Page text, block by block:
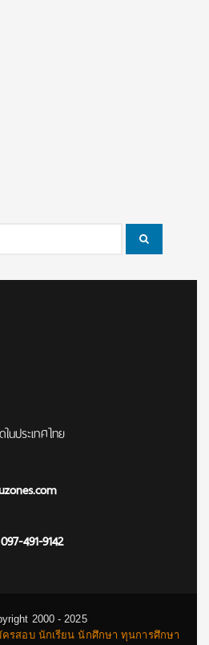
ประเทศไทย
491-9142
2000 - 2025
รสอบ นักเรียน นักศึกษา ทุนการศึกษา